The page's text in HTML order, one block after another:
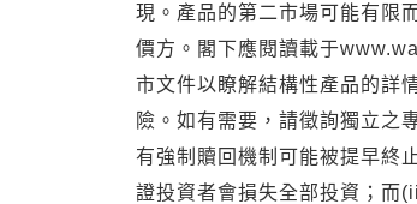
現。產品的第二市場可能有限
價方。閣下應閱讀載于
市文件以瞭解結構性產品的詳
險。如有需要，請徵詢獨立之
有強制贖回機制可能被提早終
證投資者會損失全部投資；而